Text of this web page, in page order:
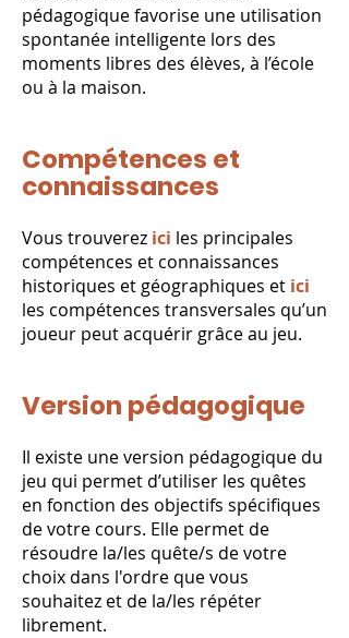
pédagogique favorise une utilisation
spontanée intelligente lors des
moments libres des élèves, à l’école
ou à la maison.
Compétences et
connaissances
Vous trouverez ici les principales
compétences et connaissances
historiques et géographiques et ici
les compétences transversales qu’un
joueur peut acquérir grâce au jeu.
Version pédagogique
Il existe une version pédagogique du
jeu qui permet d’utiliser les quêtes
en fonction des objectifs spécifiques
de votre cours. Elle permet de
résoudre la/les quête/s de votre
choix dans l'ordre que vous
souhaitez et de la/les répéter
librement.